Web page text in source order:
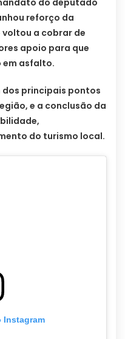
reforço da
a cobrar de
apoio para que
em asfalto.
dos principais pontos
e a conclusão da
do turismo local.
Instagram